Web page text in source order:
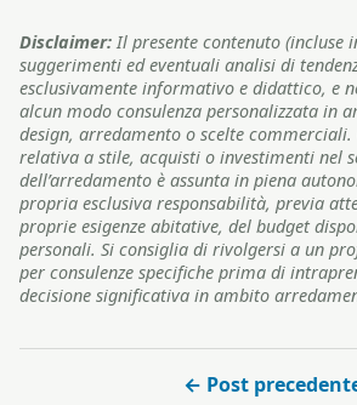
Disclaimer: Il presente contenuto (incluse
suggerimenti ed eventuali analisi di
esclusivamente informativo e didattico, e
alcun modo consulenza personalizzata in
design, arredamento o scelte commerciali.
relativa a stile, acquisti o investimenti nel
dell’arredamento è assunta in piena
propria esclusiva responsabilità, previa
proprie esigenze abitative, del budget
personali. Si consiglia di rivolgersi a un
per consulenze specifiche prima di
decisione significativa in ambito
← Post